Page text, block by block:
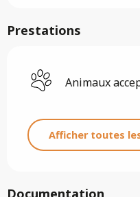
Prestations
Animaux
Afficher toutes
Documentation